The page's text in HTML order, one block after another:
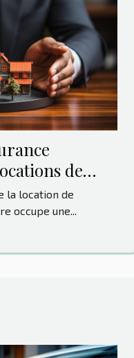
de
la location de
occupe une...